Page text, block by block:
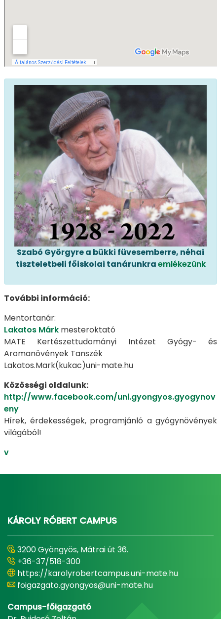
Szabó Györgyre a bükki füvesemberre, néhai
tiszteletbeli főiskolai tanárunkraemlékezünk
További információ:
Mentortanár:
Lakatos Márk mesteroktató
MATE Kertészettudományi Intézet Gyógy- és
Aromanövények Tanszék
Lakatos.Mark(kukac)uni-mate.hu
Közösségi oldalunk:
http://www.facebook.com/uni.gyongyos.gyogynov
eny
Hírek, érdekességek, programjánló a gyógynövények
világából!
v
KÁROLY RÓBERT CAMPUS
3200 Gyöngyös, Mátrai út 36.
+36-37/518-300
https://karolyrobertcampus.uni-mate.hu
foigazgato.gyongyos@uni-mate.hu
Campus-főigazgató